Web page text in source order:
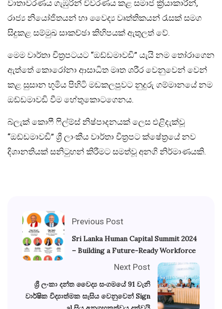
වාතාවරණය ගැඹුරින් විවරණය කළ සමාජ ක්‍රියාකාරීන්,
රාජ්‍ය නියෝජිතයන් හා වෛද්‍ය වෘත්තිකයන් රැසක් සමග
සිදුකළ සම්මුඛ සාකච්ඡා කිහිපයක් ඇතුලත් වේ.
මෙම වාර්තා චිත්‍රපටයට “ඔඩ්ඩමාවඩි” යැයි නම තෝරාගෙන
ඇත්තේ කොරෝනා ආසාධිත මෘත ශරීර වෙනුවෙන් වෙන්
කළ සුසාන භූමිය පිහිටි මඩකලපුවට නුදුරු ගම්මානයේ නම
ඔඩ්ඩමාවඩි වීම හේතුකොටගෙනය.
බ්ලැක් කොෆී ෆිල්ම්ස් නිෂ්පාදනයක් ලෙස එළිදැක්වූ
“ඔඩ්ඩමාවඩි” ශ්‍රී ලාංකීය වාර්තා චිත්‍රපට ක්ෂේත්‍රයේ නව
දිශානතියක් සනිටුහන් කිරීමට සමත්වූ අනගි නිර්මාණයකි.
Previous Post
Sri Lanka Human Capital Summit 2024
– Building a Future-Ready Workforce
Next Post
ශ්‍රී ලංකා දන්ත වෛද්‍ය සංගමයේ 91 වැනි
වාර්ෂික විද්‍යාත්මක සැසිය වෙනුවෙන් Sign